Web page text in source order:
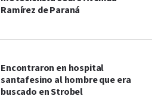
Ramírez de Paraná
Encontraron en hospital
santafesino al hombre que era
buscado en Strobel